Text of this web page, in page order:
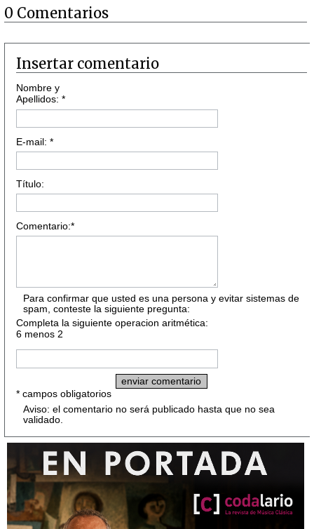
0 Comentarios
Insertar comentario
Nombre y
Apellidos: *
E-mail: *
Título:
Comentario:*
Para confirmar que usted es una persona y evitar sistemas de
spam, conteste la siguiente pregunta:
Completa la siguiente operacion aritmética:
6 menos 2
* campos obligatorios
Aviso: el comentario no será publicado hasta que no sea
validado.